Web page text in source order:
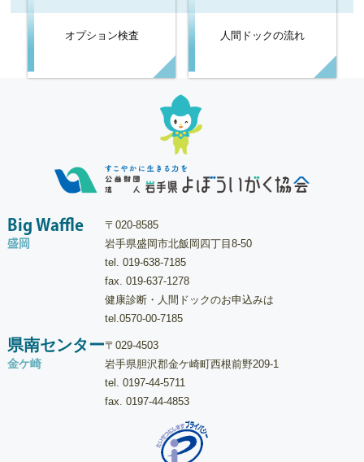
オプション検査 人間ドックの流れ
Big Waffle
盛岡
〒020-8585
岩手県盛岡市北飯岡四丁目8-50
tel. 019-638-7185
fax. 019-637-1278
健康診断・人間ドックのお申込みは
tel. 0570-00-7185
県南センター
金ケ崎
〒029-4503
岩手県胆沢郡金ケ崎町西根前野209-1
tel. 0197-44-5711
fax. 0197-44-4853